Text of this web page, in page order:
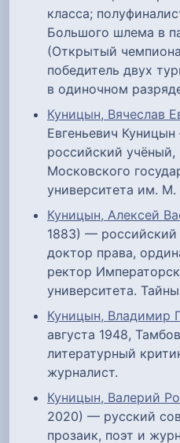
класса;
Большого шлема в
(Открытый
победитель двух
в одиночном
Куницын, Вячеслав
Евгеньевич
российский учёный,
Московского
университета им. М.
Куницын, Алексей
1883) —
доктор права,
ректор
университета.
Куницын, Владимир
августа 1948,
литературный
журналист.
Куницын, Валерий
2020) — русский
прозаик, поэт и